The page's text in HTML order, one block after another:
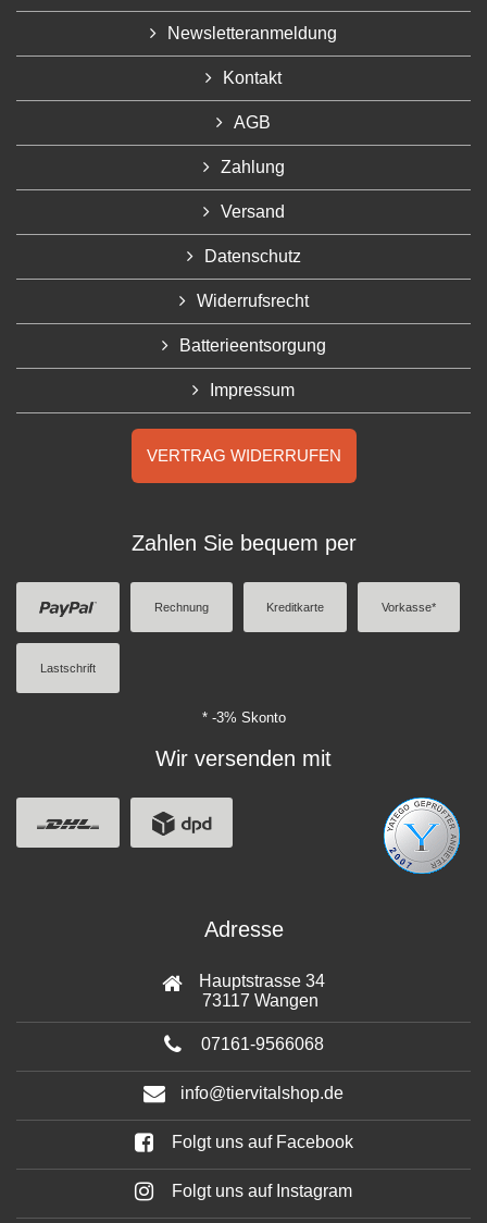
Newsletteranmeldung
Kontakt
AGB
Zahlung
Versand
Datenschutz
Widerrufsrecht
Batterieentsorgung
Impressum
VERTRAG WIDERRUFEN
Zahlen Sie bequem per
Rechnung Kreditkarte Vorkasse*
Lastschrift
* -3% Skonto
Wir versenden mit
Adresse
Hauptstrasse 34
73117 Wangen
07161-9566068
info@tiervitalshop.de
Folgt uns auf Facebook
Folgt uns auf Instagram